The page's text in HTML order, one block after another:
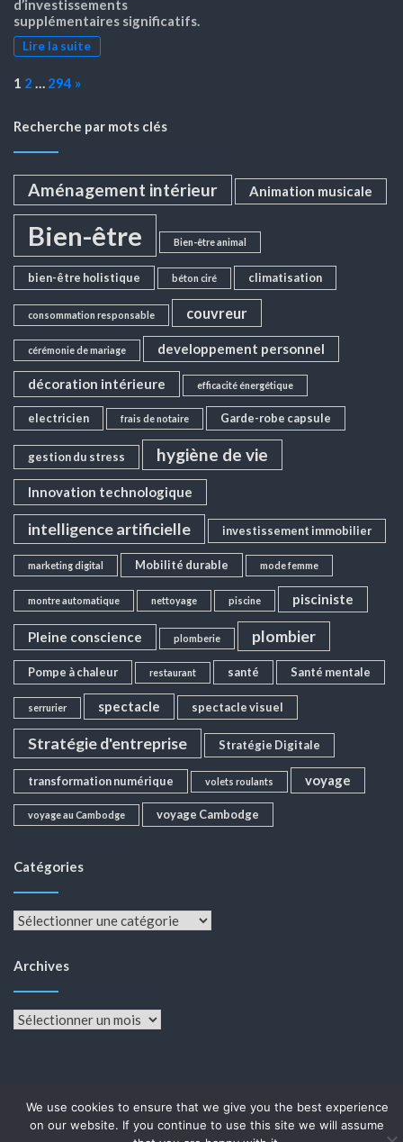
d’investissements
supplémentaires significatifs.
Lire la suite
Page:
1 2 … 294 Next
»
Recherche par mots clés
Aménagement intérieur Animation musicale
Bien-être Bien-être animal
bien-être holistique béton ciré climatisation
consommation responsable couvreur
cérémonie de mariage developpement personnel
décoration intérieure efficacité énergétique
electricien frais de notaire Garde-robe capsule
gestion du stress hygiène de vie
Innovation technologique
intelligence artificielle investissement immobilier
marketing digital Mobilité durable mode femme
montre automatique nettoyage piscine pisciniste
Pleine conscience plomberie plombier
Pompe à chaleur restaurant santé Santé mentale
serrurier spectacle spectacle visuel
Stratégie d'entreprise Stratégie Digitale
transformation numérique volets roulants voyage
voyage au Cambodge voyage Cambodge
Catégories
Catégories
Archives
Archives
Fièrement propulsé par WordPress|Thème : Color
We use cookies to ensure that we give you the best experience
on our website. If you continue to use this site we will assume